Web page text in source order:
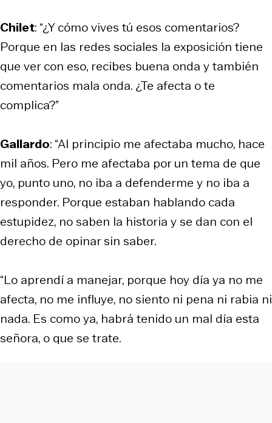
Chilet: “¿Y cómo vives tú esos comentarios?
Porque en las redes sociales la exposición tiene
que ver con eso, recibes buena onda y también
comentarios mala onda. ¿Te afecta o te
complica?”
Gallardo: “Al principio me afectaba mucho, hace
mil años. Pero me afectaba por un tema de que
yo, punto uno, no iba a defenderme y no iba a
responder. Porque estaban hablando cada
estupidez, no saben la historia y se dan con el
derecho de opinar sin saber.
“Lo aprendí a manejar, porque hoy día ya no me
afecta, no me influye, no siento ni pena ni rabia ni
nada. Es como ya, habrá tenido un mal día esta
señora, o que se trate.